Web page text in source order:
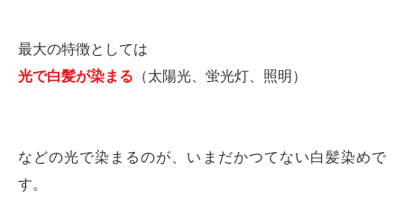
最大の特徴としては
光で白髪が染まる （太陽光、蛍光灯、照明）
などの光で染まるのが、いまだかつてない白髪染めで
す。